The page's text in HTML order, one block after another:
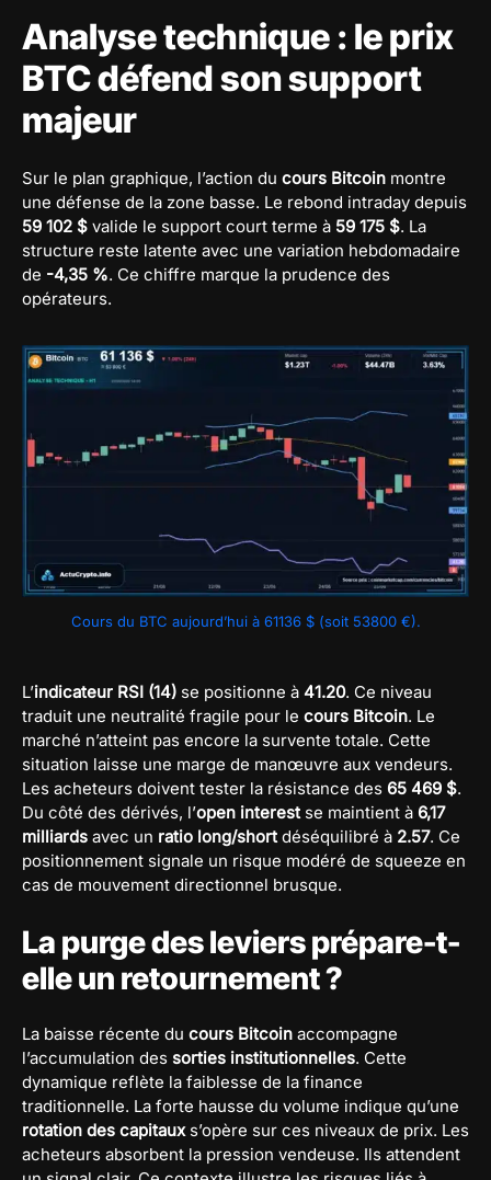
Analyse technique : le prix
BTC défend son support
majeur
Sur le plan graphique, l’action du cours Bitcoin montre
une défense de la zone basse. Le rebond intraday depuis
59 102 $ valide le support court terme à 59 175 $. La
structure reste latente avec une variation hebdomadaire
de -4,35 %. Ce chiffre marque la prudence des
opérateurs.
Cours du BTC aujourd’hui à 61136 $ (soit 53800 €).
L’indicateur RSI (14) se positionne à 41.20. Ce niveau
traduit une neutralité fragile pour le cours Bitcoin. Le
marché n’atteint pas encore la survente totale. Cette
situation laisse une marge de manœuvre aux vendeurs.
Les acheteurs doivent tester la résistance des 65 469 $.
Du côté des dérivés, l’open interestse maintient à 6,17
milliards avec un ratio long/shortdéséquilibré à 2.57. Ce
positionnement signale un risque modéré de squeeze en
cas de mouvement directionnel brusque.
La purge des leviers prépare-t-
elle un retournement ?
La baisse récente du cours Bitcoin accompagne
l’accumulation des sorties institutionnelles. Cette
dynamique reflète la faiblesse de la finance
traditionnelle. La forte hausse du volume indique qu’une
rotation des capitauxs’opère sur ces niveaux de prix. Les
acheteurs absorbent la pression vendeuse. Ils attendent